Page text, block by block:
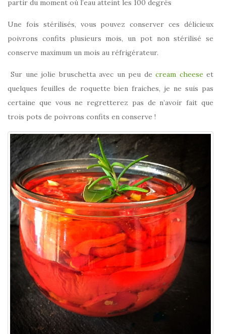
partir du moment où l’eau atteint les 100 degrés
Une fois stérilisés, vous pouvez conserver ces délicieux
poivrons confits plusieurs mois, un pot non stérilisé se
conserve maximum un mois au réfrigérateur.
Sur une jolie bruschetta avec un peu decream cheese et
quelques feuilles de roquette bien fraiches, je ne suis pas
certaine que vous ne regretterez pas de n’avoir fait que
trois pots de poivrons confits en conserve !